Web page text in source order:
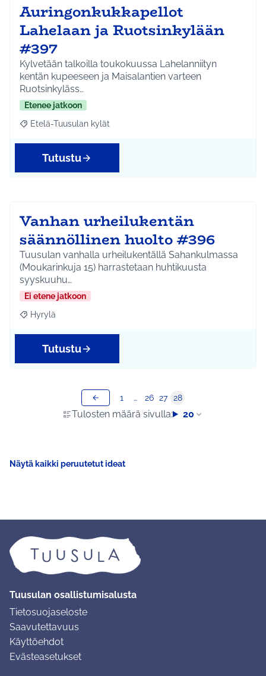
Auringonkukkapellot
Lahelaan ja Ruotsinkylään
#397
Kylvetään talkoilla toukokuussa Lahelanniityn
kentän kupeeseen ja Maisalantien varteen
Ruotsinkyläss…
Etenee jatkoon
Rajaa tulokset aihepiirin mukaan: Etelä-Tuusulan kylät
Etelä-Tuusulan kylät
Tutustu
Vanhan urheilukentän
säännöllinen huolto #396
Tuusulan vanhalla urheilukentällä Sahankulmassa
(Moukarinkuja 15) harrastetaan huhtikuusta
syyskuuhu…
Ei etene jatkoon
Rajaa tulokset aihepiirin mukaan: Hyrylä
Hyrylä
Tutustu
Tulosten määrä sivulla: 20
1 … 26 27 28
Näytä kaikki peruutetut ideat
Tuusulan osallistumisalusta
Tietosuojaseloste
Saavutettavuus
Käyttöehdot
Evästeasetukset